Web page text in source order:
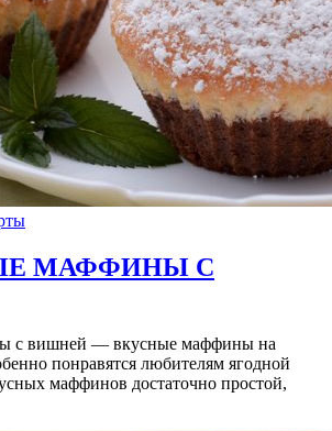
МАФФИНЫ С
с вишней — вкусные маффины на
понравятся любителям ягодной
маффинов достаточно простой,